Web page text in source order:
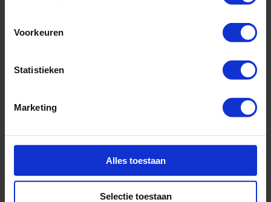
Voorkeuren
Statistieken
Marketing
Alles toestaan
Selectie toestaan
Luxe cruises